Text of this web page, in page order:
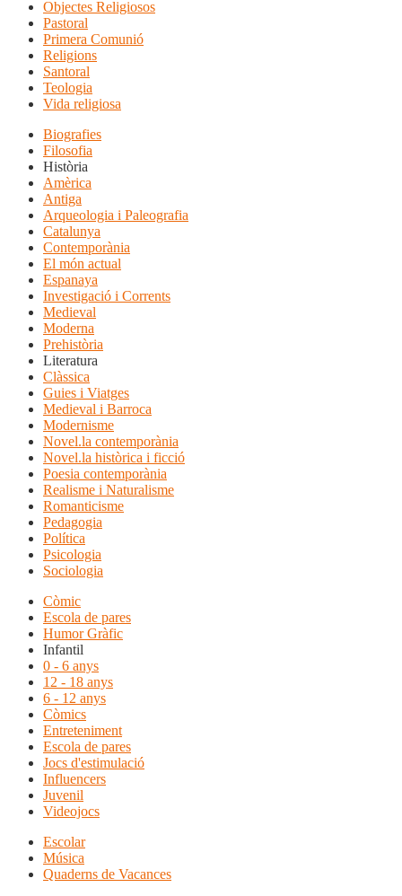
Objectes Religiosos
Pastoral
Primera Comunió
Religions
Santoral
Teologia
Vida religiosa
Biografies
Filosofia
Història
Amèrica
Antiga
Arqueologia i Paleografia
Catalunya
Contemporània
El món actual
Espanaya
Investigació i Corrents
Medieval
Moderna
Prehistòria
Literatura
Clàssica
Guies i Viatges
Medieval i Barroca
Modernisme
Novel.la contemporània
Novel.la històrica i ficció
Poesia contemporània
Realisme i Naturalisme
Romanticisme
Pedagogia
Política
Psicologia
Sociologia
Còmic
Escola de pares
Humor Gràfic
Infantil
0 - 6 anys
12 - 18 anys
6 - 12 anys
Còmics
Entreteniment
Escola de pares
Jocs d'estimulació
Influencers
Juvenil
Videojocs
Escolar
Música
Quaderns de Vacances